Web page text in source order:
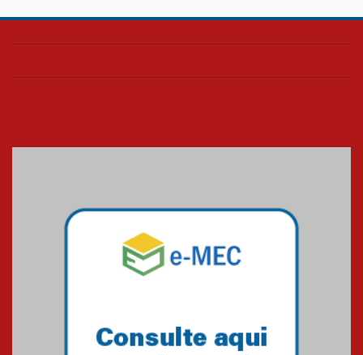
Confira como foi o culto mensal
Mackenzie mobiliza campanha
solidária para apoiar famílias em
Minas Gerais
Primeiro culto do ano ressalta o